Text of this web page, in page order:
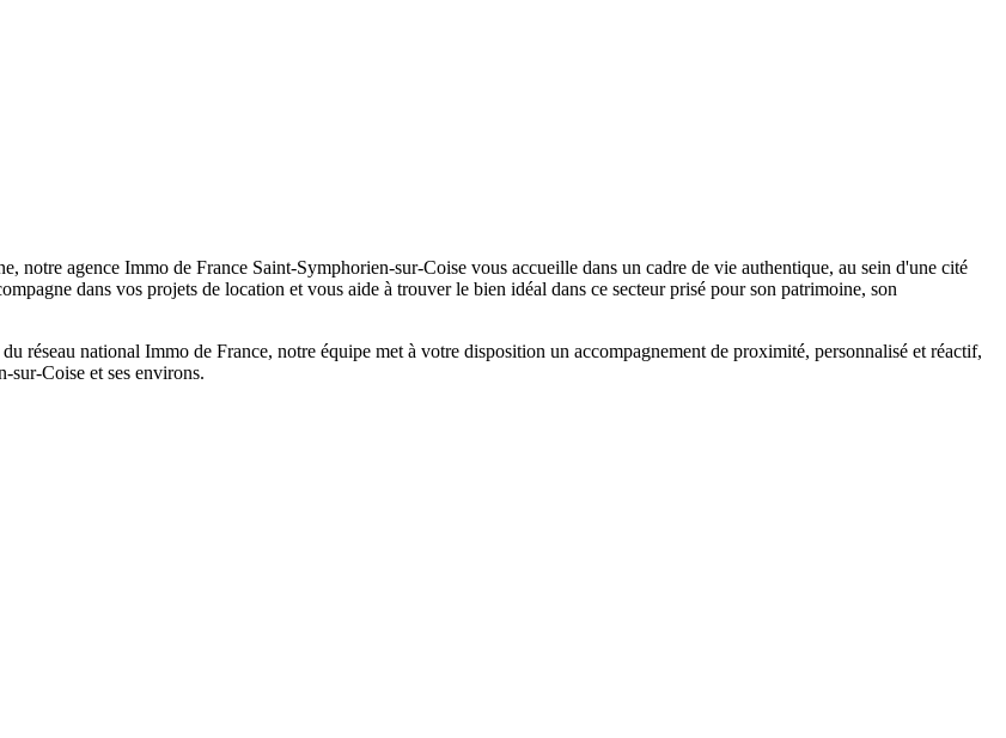
agence Immo de France Saint-Symphorien-sur-Coise vous accueille dans un cadre de vie authentique, au sein d'une cité
dans vos projets de location et vous aide à trouver le bien idéal dans ce secteur prisé pour son patrimoine, son
réseau national Immo de France, notre équipe met à votre disposition un accompagnement de proximité, personnalisé et réactif,
sur-Coise et ses environs.